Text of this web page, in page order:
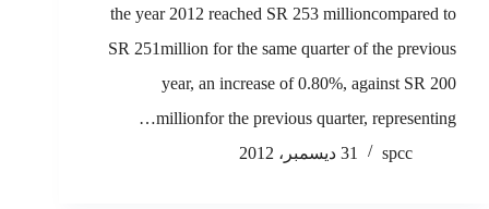
the year 2012 reached SR 253 millioncompared to
SR 251million for the same quarter of the previous
year, an increase of 0.80%, against SR 200
millionfor the previous quarter, representing…
spcc
31 ديسمبر، 2012